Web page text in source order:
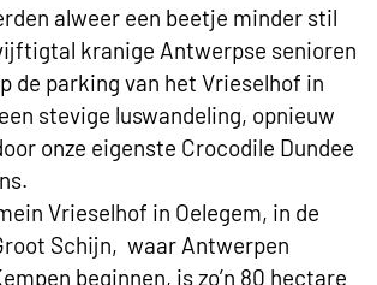
alweer een beetje minder stil
kranige Antwerpse senioren
de parking van het Vrieselhof in
stevige luswandeling, opnieuw
onze eigenste Crocodile Dundee
Vrieselhof in Oelegem, in de
Schijn, waar Antwerpen
beginnen, is zo’n 80 hectare